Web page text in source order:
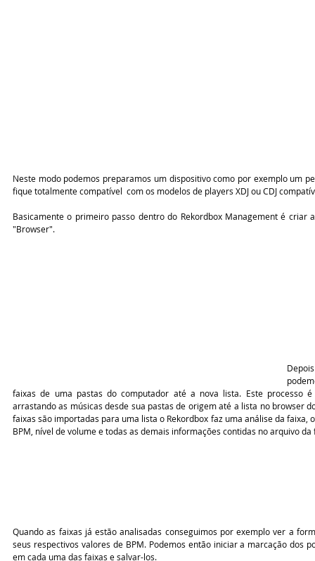
Neste modo podemos preparamos um dispositivo como por exemplo um
fique totalmente compatível  com os modelos de players XDJ ou CDJ
Basicamente o primeiro passo dentro do Rekordbox Management é criar
"Browser".
faixas de uma pastas do computador até a nova lista. Este processo
arrastando as músicas desde sua pastas de origem até a lista no browser
faixas são importadas para uma lista o Rekordbox faz uma análise da faixa,
BPM, nível de volume e todas as demais informações contidas no arquivo da
Quando as faixas já estão analisadas conseguimos por exemplo ver a
seus respectivos valores de BPM. Podemos então iniciar a marcação dos
em cada uma das faixas e salvar-los.